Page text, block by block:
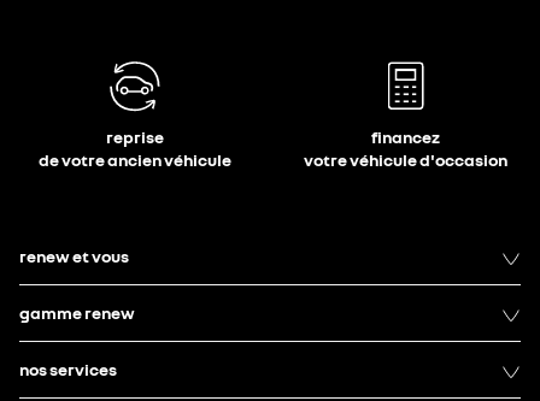
reprise
de votre ancien véhicule
financez
votre véhicule d'occasion
renew et vous
gamme renew
nos services